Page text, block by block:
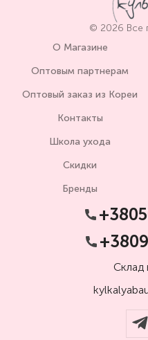
© 2026 Все
О Магазине
Оптовым партнерам
Оптовый заказ из Кореи
Контакты
Школа ухода
Скидки
Бренды
Склад